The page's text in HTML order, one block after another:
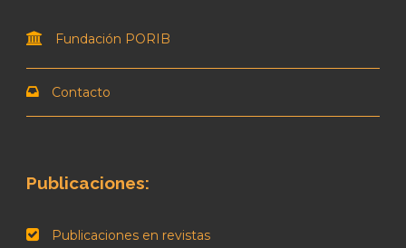
Fundación PORIB
Contacto
Publicaciones:
Publicaciones en revistas